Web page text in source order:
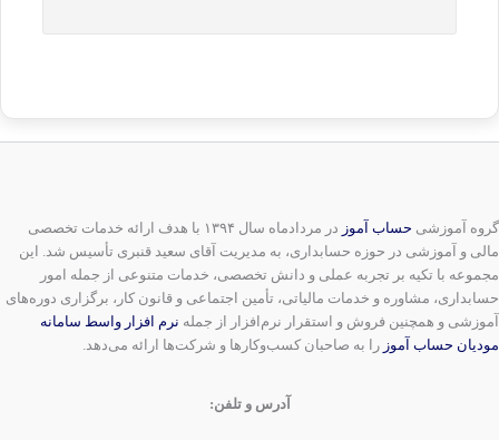
گروه آموزشی حساب آموز
در مردادماه سال ۱۳۹۴ با هدف ارائه خدمات تخصصی
مالی و آموزشی در حوزه حسابداری، به مدیریت آقای سعید قنبری تأسیس شد. این
مجموعه با تکیه بر تجربه عملی و دانش تخصصی، خدمات متنوعی از جمله امور
حسابداری، مشاوره و خدمات مالیاتی، تأمین اجتماعی و قانون کار، برگزاری دوره‌های
آموزشی و همچنین فروش و استقرار نرم‌افزار از جمله نرم افزار واسط سامانه
مودیان حساب آموز را به صاحبان کسب‌وکارها و شرکت‌ها ارائه می‌دهد.
آدرس و تلفن: